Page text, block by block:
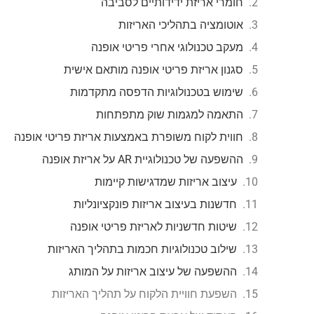
אוטומציה בתהליכי האריזות
מעקב טכנולוגי אחרי פריטי אופנה
סגנון אריזת פריטי אופנה מותאם אישית
שימוש בטכנולוגיות הדפסה מתקדמות
התאמה למגמות שוק מתפתחות
חווית לקוח משופרת באמצעות אריזת פריטי אופנה
ההשפעה של טכנולוגיית AR על אריזת אופנה
עיצוב אריזות שמדגישות קיימות
חדשנות בעיצוב אריזות פונקציונליות
שיטות חדשניות לאריזת פריטי אופנה
שילוב טכנולוגיות חכמות בתהליך האריזות
ההשפעה של עיצוב אריזות על המותג
השפעת חוויית הלקוח על תהליך האריזות